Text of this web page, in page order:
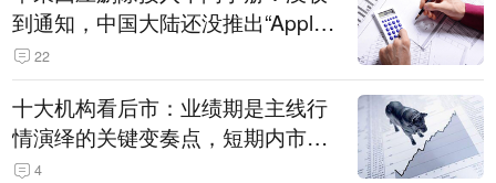
到通知，中国大陆还没推出“Apple
智能使用千问”功能
22
十大机构看后市：业绩期是主线行
情演绎的关键变奏点，短期内市场
或继续反弹，关注三条业绩主线
4